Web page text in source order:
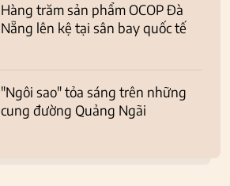
Hàng trăm sản phẩm OCOP Đà
Nẵng lên kệ tại sân bay quốc tế
"Ngôi sao" tỏa sáng trên những
cung đường Quảng Ngãi